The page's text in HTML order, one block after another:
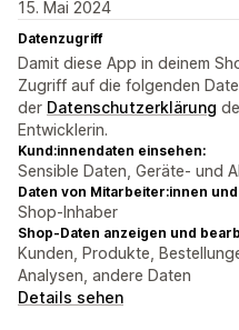
15. Mai 2024
Datenzugriff
Damit diese App in deinem
Zugriff auf die folgenden
der Datenschutzerklärung
Entwicklerin.
Kund:innendaten einsehen:
Sensible Daten, Geräte- und
Daten von Mitarbeiter:innen
Shop-Inhaber
Shop-Daten anzeigen und
Kunden, Produkte,
Analysen, andere Daten
Details sehen